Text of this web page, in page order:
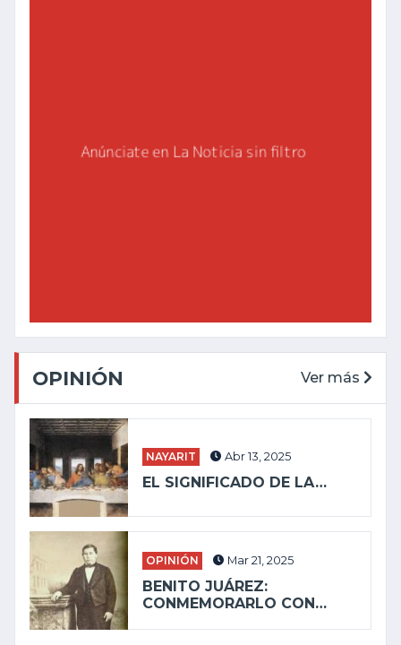
OPINIÓN Ver más
NAYARIT Abr 13, 2025
EL SIGNIFICADO DE LA…
OPINIÓN Mar 21, 2025
BENITO JUÁREZ:
CONMEMORARLO CON…